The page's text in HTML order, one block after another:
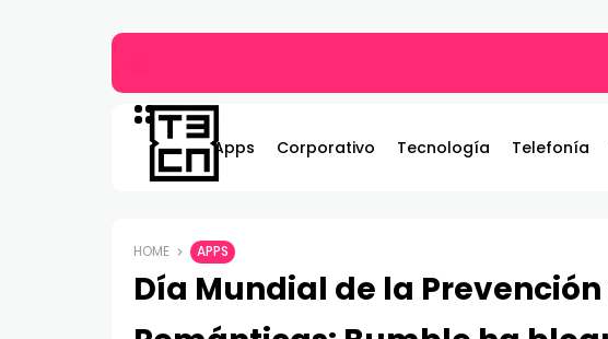
Apps Corporativo Tecnología Telefonía
HOME APPS
Día Mundial de la Prevención